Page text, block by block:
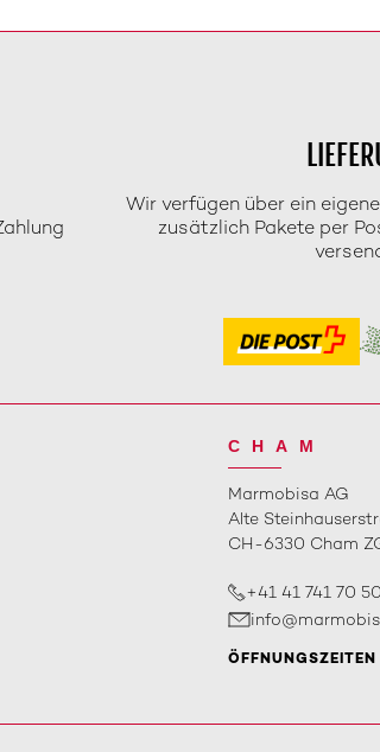
Wir verfügen über ein
zusätzlich Pakete per
CHAM
Marmobisa AG
Alte
CH-6330 Cham
+41 41 741 70 50
ÖFFNUNGSZEITEN